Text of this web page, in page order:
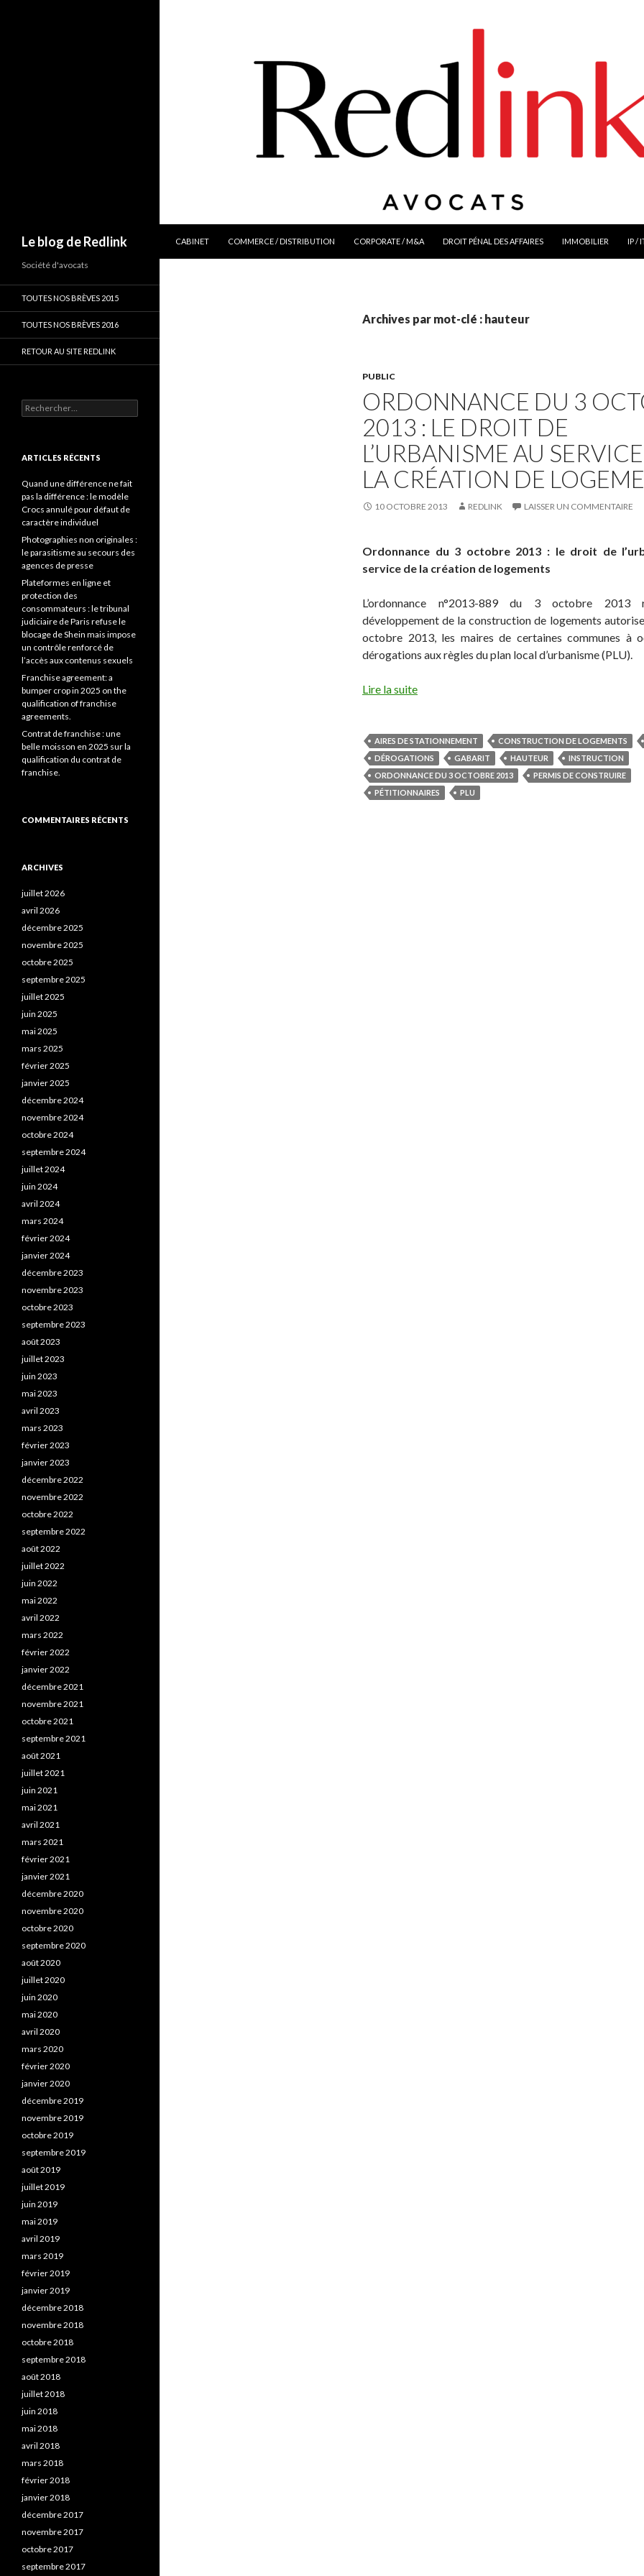
Le blog de Redlink
CABINET
COMMERCE / DISTRIBUTION CORPORATE / M&A DROIT PÉNAL DES AFFAIRES IMMOBILIER IP /
Archives par mot-clé : hauteur
PUBLIC
ORDONNANCE DU 3
2013 : LE DROIT DE
L’URBANISME AU
LA CRÉATION DE
10 OCTOBRE 2013 REDLINK LAISSER UN COMMENTAIRE
Ordonnance du 3 octobre 2013 : le droit de
service de la création de logements
L’ordonnance n°2013-889 du 3 octobre 2013
développement de la construction de logements
octobre 2013, les maires de certaines communes à
dérogations aux règles du plan local d’urbanisme (PLU).
Lire la suite
AIRES DE STATIONNEMENT CONSTRUCTION DE LOGEMENTS
DÉROGATIONS
GABARIT HAUTEUR
INSTRUCTION
ORDONNANCE DU 3 OCTOBRE 2013
PERMIS DE CONSTRUIRE
PÉTITIONNAIRES
PLU
Société d'avocats
TOUTES NOS BRÈVES 2015
TOUTES NOS BRÈVES 2016
RETOUR AU SITE REDLINK
Rechercher :
ARTICLES RÉCENTS
Quand une différence ne fait
pas la différence : le modèle
Crocs annulé pour défaut de
caractère individuel
Photographies non originales :
le parasitisme au secours des
agences de presse
Plateformes en ligne et
protection des
consommateurs : le tribunal
judiciaire de Paris refuse le
blocage de Shein mais impose
un contrôle renforcé de
l’accès aux contenus sexuels
Franchise agreement: a
bumper crop in 2025 on the
qualification of franchise
agreements.
Contrat de franchise : une
belle moisson en 2025 sur la
qualification du contrat de
franchise.
COMMENTAIRES RÉCENTS
ARCHIVES
juillet 2026
avril 2026
décembre 2025
novembre 2025
octobre 2025
septembre 2025
juillet 2025
juin 2025
mai 2025
mars 2025
février 2025
janvier 2025
décembre 2024
novembre 2024
octobre 2024
septembre 2024
juillet 2024
juin 2024
avril 2024
mars 2024
février 2024
janvier 2024
décembre 2023
novembre 2023
octobre 2023
septembre 2023
août 2023
juillet 2023
juin 2023
mai 2023
avril 2023
mars 2023
février 2023
janvier 2023
décembre 2022
novembre 2022
octobre 2022
septembre 2022
août 2022
juillet 2022
juin 2022
mai 2022
avril 2022
mars 2022
février 2022
janvier 2022
décembre 2021
novembre 2021
octobre 2021
septembre 2021
août 2021
juillet 2021
juin 2021
mai 2021
avril 2021
mars 2021
février 2021
janvier 2021
décembre 2020
novembre 2020
octobre 2020
septembre 2020
août 2020
juillet 2020
juin 2020
mai 2020
avril 2020
mars 2020
février 2020
janvier 2020
décembre 2019
novembre 2019
octobre 2019
septembre 2019
août 2019
juillet 2019
juin 2019
mai 2019
avril 2019
mars 2019
février 2019
janvier 2019
décembre 2018
novembre 2018
octobre 2018
septembre 2018
août 2018
juillet 2018
juin 2018
mai 2018
avril 2018
mars 2018
février 2018
janvier 2018
décembre 2017
novembre 2017
octobre 2017
septembre 2017